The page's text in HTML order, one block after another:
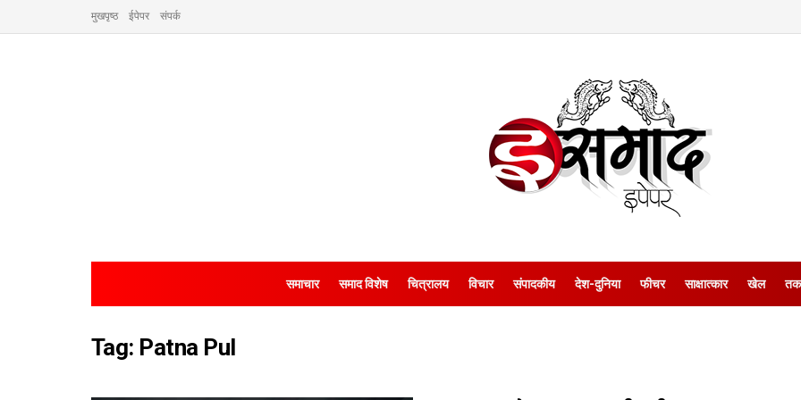
मुखपृष्ठ ईपेपर संपर्क
समाचार समाद विशेष चित्रालय विचार संपादकीय देश-दुनिया फीचर साक्षात्‍कार खेल
Tag: Patna Pul